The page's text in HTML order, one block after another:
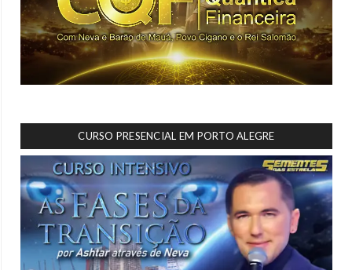
CURSO PRESENCIAL EM PORTO ALEGRE